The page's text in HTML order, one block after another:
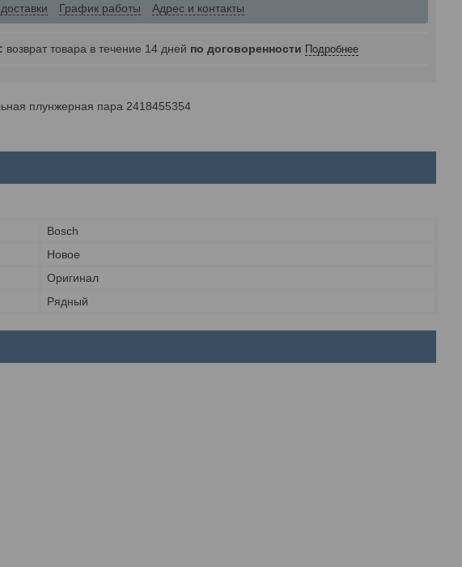
График работы Адрес и контакты
возврат товара в течение 14 дней по договоренности Подробнее
плунжерная пара 2418455354
Bosch
Новое
Оригинал
Рядный